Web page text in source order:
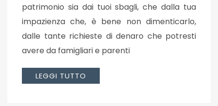
patrimonio sia dai tuoi sbagli, che dalla tua
impazienza che, è bene non dimenticarlo,
dalle tante richieste di denaro che potresti
avere da famigliari e parenti
LEGGI TUTTO